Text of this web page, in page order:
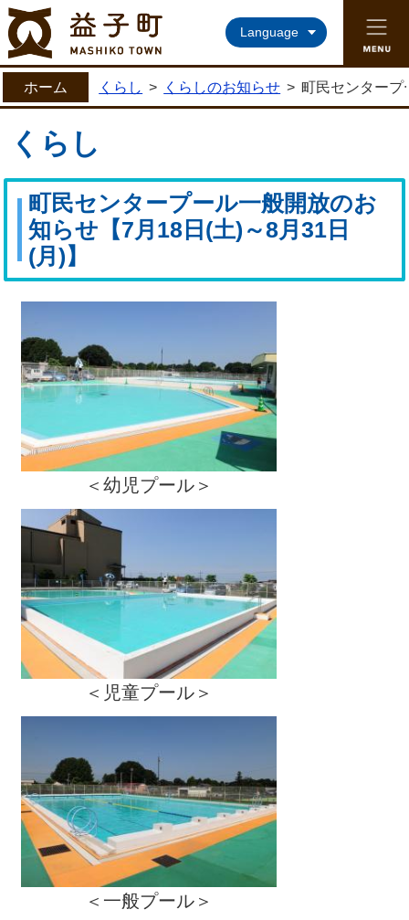
益子町ホームページ
Language
ホーム くらし > くらしのお知らせ > 町民センタープ
くらし
町民センタープール一般開放のお
知らせ【7月18日(土)～8月31日
(月)】
＜幼児プール＞
＜児童プール＞
＜一般プール＞